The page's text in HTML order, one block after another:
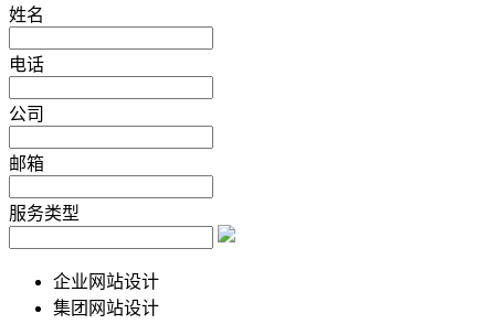
姓名
电话
公司
邮箱
服务类型
企业网站设计
集团网站设计